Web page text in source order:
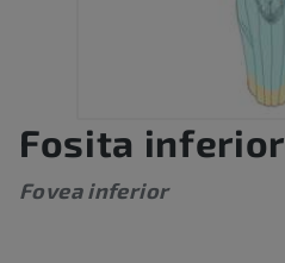
Fosita inferior
Fovea inferior